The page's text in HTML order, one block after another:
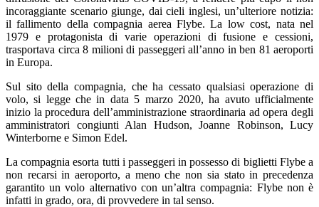
incoraggiante scenario giunge, dai cieli inglesi, un’ulteriore notizia:
il fallimento della compagnia aerea Flybe. La low cost, nata nel
1979 e protagonista di varie operazioni di fusione e cessioni,
trasportava circa 8 milioni di passeggeri all’anno in ben 81 aeroporti
in Europa.
Sul sito della compagnia, che ha cessato qualsiasi operazione di
volo, si legge che in data 5 marzo 2020, ha avuto ufficialmente
inizio la procedura dell’amministrazione straordinaria ad opera degli
amministratori congiunti Alan Hudson, Joanne Robinson, Lucy
Winterborne e Simon Edel.
La compagnia esorta tutti i passeggeri in possesso di biglietti Flybe a
non recarsi in aeroporto, a meno che non sia stato in precedenza
garantito un volo alternativo con un’altra compagnia: Flybe non è
infatti in grado, ora, di provvedere in tal senso.